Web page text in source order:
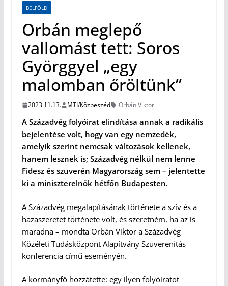
BELFÖLD
Orbán meglepő
vallomást tett: Soros
Györggyel „egy
malomban őröltünk”
2023.11.13. MTI/Közbeszéd Orbán Viktor
A Századvég folyóirat elindítása annak a radikális
bejelentése volt, hogy van egy nemzedék,
amelyik szerint nemcsak változások kellenek,
hanem lesznek is; Századvég nélkül nem lenne
Fidesz és szuverén Magyarország sem – jelentette
ki a miniszterelnök hétfőn Budapesten.
A Századvég megalapításának története a szív és a
hazaszeretet története volt, és szeretném, ha az is
maradna – mondta Orbán Viktor a Századvég
Közéleti Tudásközpont Alapítvány Szuverenitás
konferencia című eseményén.
A kormányfő hozzátette: egy ilyen folyóiratot